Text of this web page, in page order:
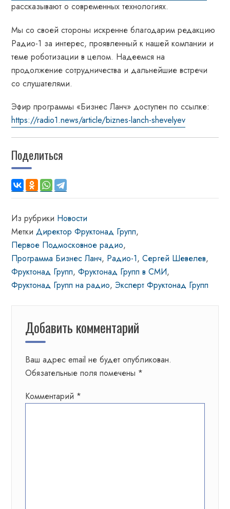
рассказывают о современных технологиях.
Мы со своей стороны искренне благодарим редакцию
Радио-1 за интерес, проявленный к нашей компании и
теме роботизации в целом. Надеемся на
продолжение сотрудничества и дальнейшие встречи
со слушателями.
Эфир программы «Бизнес Ланч» доступен по ссылке:
https://radio1.news/article/biznes-lanch-shevelyev
Поделиться
Из рубрики Новости
МеткиДиректор Фруктонад Групп,
Первое Подмосковное радио,
Программа Бизнес Ланч, Радио-1,Сергей Шевелев,
Фруктонад Групп,Фруктонад Групп в СМИ,
Фруктонад Групп на радио, Эксперт Фруктонад Групп
Добавить комментарий
Ваш адрес email не будет опубликован.
Обязательные поля помечены *
Комментарий *